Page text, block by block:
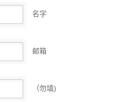
名字
邮箱
（勿填)